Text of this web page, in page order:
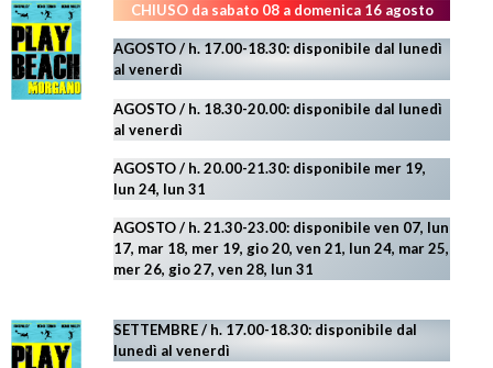
CHIUSO da sabato 08 a domenica 16 agosto
AGOSTO / h. 17.00-18.30: disponibile dal lunedì
al venerdì
AGOSTO/ h. 18.30-20.00: disponibile dal lunedì
al venerdì
AGOSTO / h. 20.00-21.30: disponibile mer 19,
lun 24, lun 31
AGOSTO/ h. 21.30-23.00: disponibile ven 07, lun
17, mar 18, mer 19, gio 20, ven 21, lun 24, mar 25,
mer 26, gio 27, ven 28, lun 31
SETTEMBRE / h. 17.00-18.30: disponibile dal
lunedì al venerdì